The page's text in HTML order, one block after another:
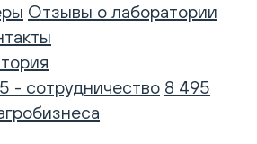
Отзывы о лаборатории
- сотрудничество 8 495